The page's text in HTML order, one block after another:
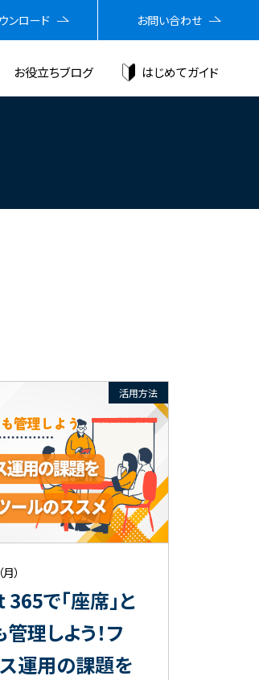
ンロード お問い合わせ
お役立ちブログ はじめてガイド
活用方法
）
で「座席」と
管理しよう！フ
運用の課題を